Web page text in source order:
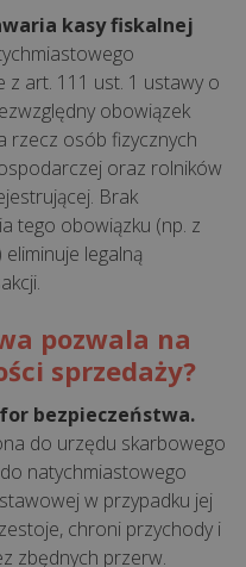
kasy fiskalnej
z art. 111 ust. 1 ustawy o
obowiązek
rzecz osób fizycznych
oraz rolników
Brak
tego obowiązku (np. z
legalną
pozwala na
sprzedaży?
bezpieczeństwa.
do urzędu skarbowego
natychmiastowego
w przypadku jej
chroni przychody i
zbędnych przerw.